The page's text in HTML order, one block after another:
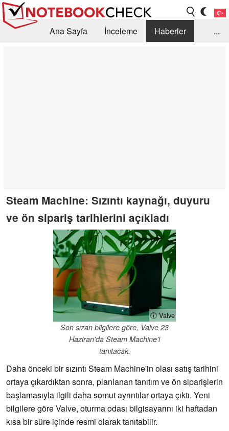
Ana Sayfa İnceleme
Haberler
...
Steam Machine: Sızıntı kaynağı, duyuru
ve ön sipariş tarihlerini açıkladı
ⓘ Valve
Son sızan bilgilere göre, Valve 23
Haziran'da Steam Machine'i
tanıtacak.
Daha önceki bir sızıntı Steam Machine'in olası satış tarihini
ortaya çıkardıktan sonra, planlanan tanıtım ve ön siparişlerin
başlamasıyla ilgili daha somut ayrıntılar ortaya çıktı. Yeni
bilgilere göre Valve, oturma odası bilgisayarını iki haftadan
kısa bir süre içinde resmi olarak tanıtabilir.